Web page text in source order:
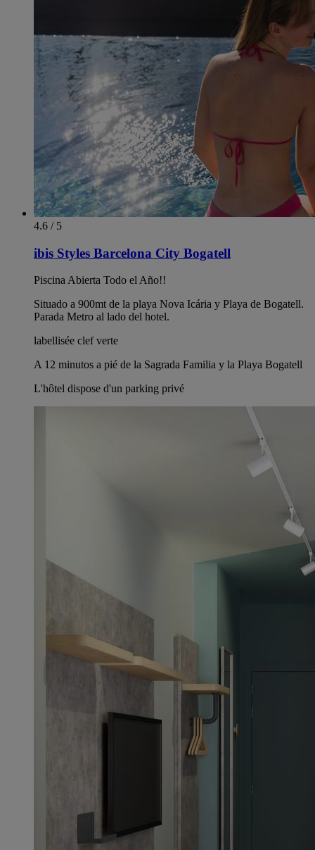
4.6 / 5
ibis Styles Barcelona City Bogatell
Piscina Abierta Todo el Año!!
Situado a 900mt de la playa Nova Icária y Playa de Bogatell.
Parada Metro al lado del hotel.
labellisée clef verte
A 12 minutos a pié de la Sagrada Familia y la Playa Bogatell
L'hôtel dispose d'un parking privé